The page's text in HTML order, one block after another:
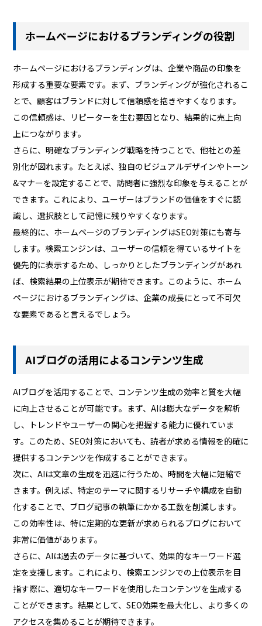
ホームページにおけるブランディングの役割
ホームページにおけるブランディングは、企業や商品の印象を
形成する重要な要素です。まず、ブランディングが強化されるこ
とで、顧客はブランドに対して信頼感を抱きやすくなります。
この信頼感は、リピーターを生む要因となり、結果的に売上向
上につながります。
さらに、明確なブランディング戦略を持つことで、他社との差
別化が図れます。たとえば、独自のビジュアルデザインやトーン
&マナーを設定することで、訪問者に強烈な印象を与えることが
できます。これにより、ユーザーはブランドの価値をすぐに認
識し、選択肢として記憶に残りやすくなります。
最終的に、ホームページのブランディングはSEO対策にも寄与
します。検索エンジンは、ユーザーの信頼を得ているサイトを
優先的に表示するため、しっかりとしたブランディングがあれ
ば、検索結果の上位表示が期待できます。このように、ホーム
ページにおけるブランディングは、企業の成長にとって不可欠
な要素であると言えるでしょう。
AIブログの活用によるコンテンツ生成
AIブログを活用することで、コンテンツ生成の効率と質を大幅
に向上させることが可能です。まず、AIは膨大なデータを解析
し、トレンドやユーザーの関心を把握する能力に優れていま
す。このため、SEO対策においても、読者が求める情報を的確に
提供するコンテンツを作成することができます。
次に、AIは文章の生成を迅速に行うため、時間を大幅に短縮で
きます。例えば、特定のテーマに関するリサーチや構成を自動
化することで、ブログ記事の執筆にかかる工数を削減します。
この効率性は、特に定期的な更新が求められるブログにおいて
非常に価値があります。
さらに、AIは過去のデータに基づいて、効果的なキーワード選
定を支援します。これにより、検索エンジンでの上位表示を目
指す際に、適切なキーワードを使用したコンテンツを生成する
ことができます。結果として、SEO効果を最大化し、より多くの
アクセスを集めることが期待できます。